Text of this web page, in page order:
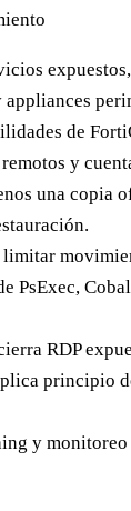
de
y
una copia
limitar
PsExec,
RDP
principio
y monitoreo